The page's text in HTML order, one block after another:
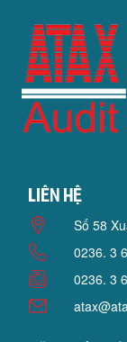
Liên hệ
Số 58
0236. 3
0236. 3